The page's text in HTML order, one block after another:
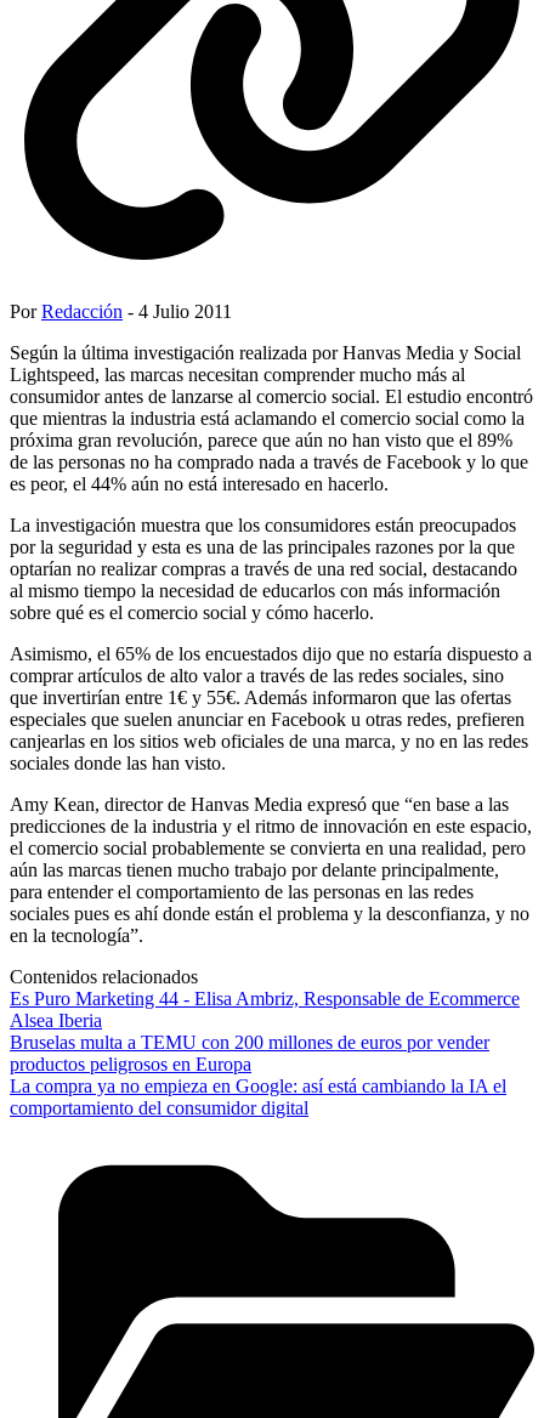
PorRedacción - 4 Julio 2011
Según la última investigación realizada por Hanvas Media y Social
Lightspeed, las marcas necesitan comprender mucho más al
consumidor antes de lanzarse al comercio social. El estudio encontró
que mientras la industria está aclamando el comercio social como la
próxima gran revolución, parece que aún no han visto que el 89%
de las personas no ha comprado nada a través de Facebook y lo que
es peor, el 44% aún no está interesado en hacerlo.
La investigación muestra que los consumidores están preocupados
por la seguridad y esta es una de las principales razones por la que
optarían no realizar compras a través de una red social, destacando
al mismo tiempo la necesidad de educarlos con más información
sobre qué es el comercio social y cómo hacerlo.
Asimismo, el 65% de los encuestados dijo que no estaría dispuesto a
comprar artículos de alto valor a través de las redes sociales, sino
que invertirían entre 1€ y 55€. Además informaron que las ofertas
especiales que suelen anunciar en Facebook u otras redes, prefieren
canjearlas en los sitios web oficiales de una marca, y no en las redes
sociales donde las han visto.
Amy Kean, director de Hanvas Media expresó que “en base a las
predicciones de la industria y el ritmo de innovación en este espacio,
el comercio social probablemente se convierta en una realidad, pero
aún las marcas tienen mucho trabajo por delante principalmente,
para entender el comportamiento de las personas en las redes
sociales pues es ahí donde están el problema y la desconfianza, y no
en la tecnología”.
Contenidos relacionados
Es Puro Marketing 44 - Elisa Ambriz, Responsable de Ecommerce
Alsea Iberia
Bruselas multa a TEMU con 200 millones de euros por vender
productos peligrosos en Europa
La compra ya no empieza en Google: así está cambiando la IA el
comportamiento del consumidor digital